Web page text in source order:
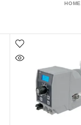
HOME